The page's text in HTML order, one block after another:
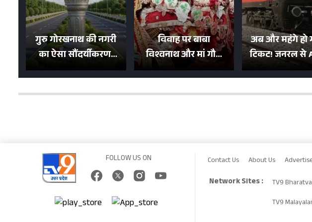
गुरु गोरखनाथ की नगरी
का ऐसा सौंदर्यीकरण!
मन मोह लेंगी शहर की
विवाह पर बाबा
विश्वनाथ और मां गौरा
को 6 लाख रुपये का
शगुन
अब और महंगे हो
टिकट! जनरल से
का बढ़ा किराया;
FOLLOW US ON Contact Us About Us
Network Sites : TV9
TV9